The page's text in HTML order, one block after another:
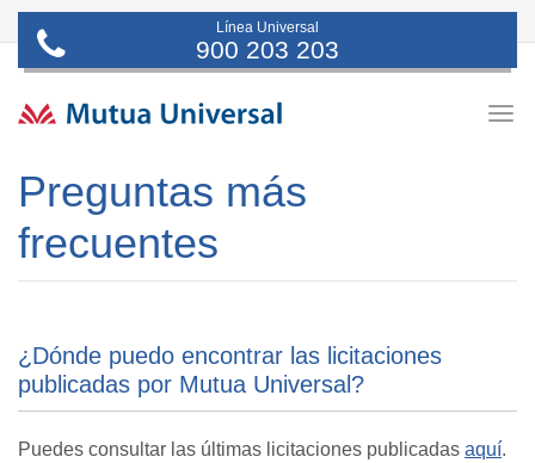
Línea Universal
900 203 203
Preguntas más
frecuentes
¿Dónde puedo encontrar las licitaciones
publicadas por Mutua Universal?
Puedes consultar las últimas licitaciones publicadas aquí.